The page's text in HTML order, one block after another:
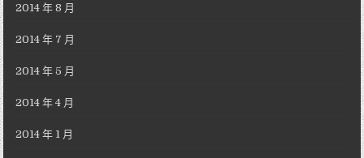
2014 年 8 月
2014 年 7 月
2014 年 5 月
2014 年 4 月
2014 年 1 月